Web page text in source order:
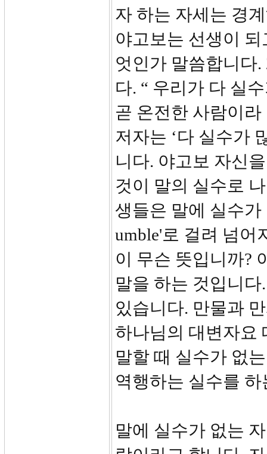
자 하는 자세는 경
야고보는 선생이
엇인가 말씀합니다
다. “ 우리가 다 실
곧 온전한 사람이
저자는 ‘다 실수가
니다. 야고보 자신
것이 말의 실수로
생들은 말에 실수가
umble'로 걸려 넘어
이 무슨 뜻입니까?
말을 하는 것입니
있습니다. 만물과
하나님의 대변자요
말할 때 실수가 없
역행하는 실수를
말에 실수가 없는